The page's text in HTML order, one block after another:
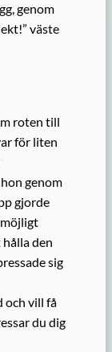
genom
väste
roten till
för liten
genom
gjorde
den
sig
och vill få
du dig